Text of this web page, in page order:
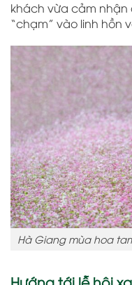
khách vừa cảm
“chạm” vào linh hồn
Hà Giang mùa hoa